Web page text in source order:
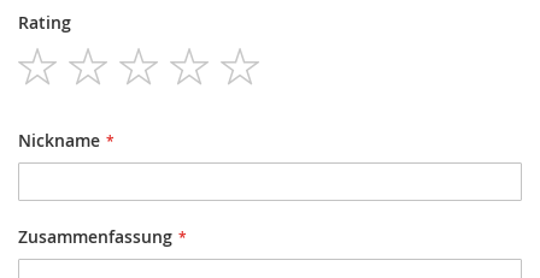
Rating
1
star
2
stars
3
stars
4
stars
Nickname
Zusammenfassung